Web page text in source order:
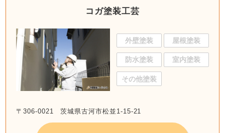
コガ塗装工芸
外壁塗装 屋根塗装
防水塗装 室内塗装
その他塗装
〒306-0021 茨城県古河市松並1-15-21